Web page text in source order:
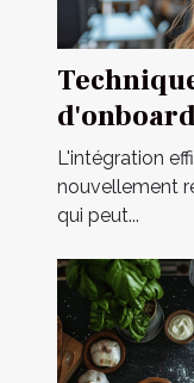
recrutés
L'intégration
nouvellement
qui peut...